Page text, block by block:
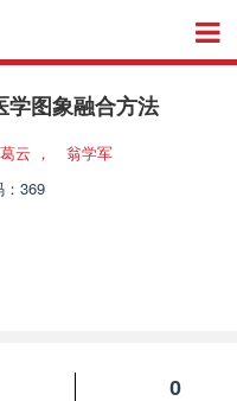
学图象融合方法
葛云 ，
翁学军
：369
0